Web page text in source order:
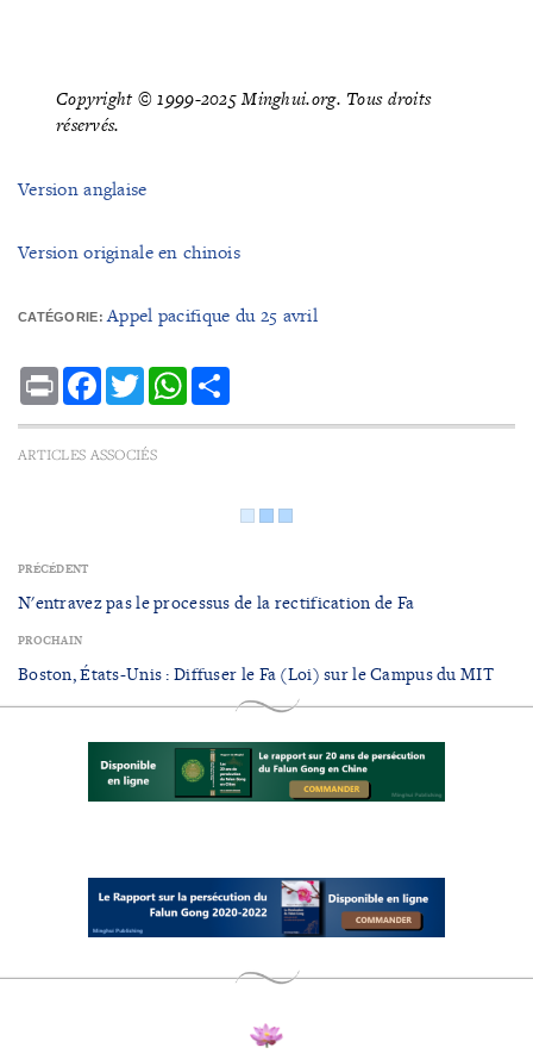
Copyright © 1999-2025 Minghui.org. Tous droits
réservés.
Version anglaise
Version originale en chinois
CATÉGORIE:Appel pacifique du 25 avril
Print Facebook
TwitterWhatsApp
ARTICLES ASSOCIÉS
PRÉCÉDENT
N'entravez pas le processus de la rectification de Fa
PROCHAIN
Boston, États-Unis : Diffuser le Fa (Loi) sur le Campus du MIT